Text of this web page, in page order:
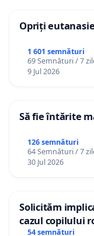
Opriți
1 601 semnături
69 Semnături / 7
9 Jul 2026
Să fie întărite
126 semnături
64 Semnături / 7
30 Jul 2026
Solicităm
cazul copilului
54 semnături